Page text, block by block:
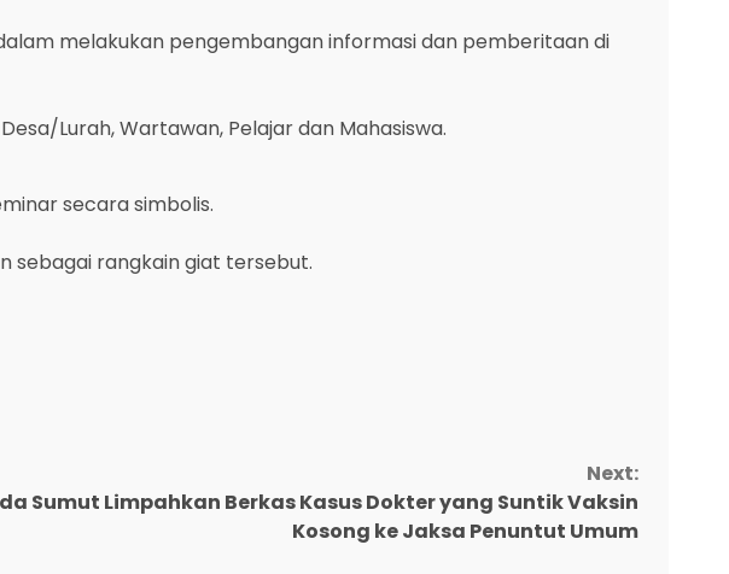
melakukan pengembangan informasi dan pemberitaan di
Lurah, Wartawan, Pelajar dan Mahasiswa.
secara simbolis.
sebagai rangkain giat tersebut.
Next:
Sumut Limpahkan Berkas Kasus Dokter yang Suntik Vaksin
Kosong ke Jaksa Penuntut Umum